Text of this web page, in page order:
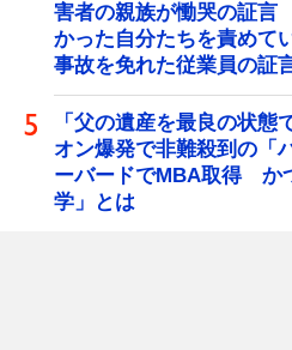
害者の親族が慟哭の証
かった自分たちを責め
事故を免れた従業員の証
「父の遺産を最良の状
オン爆発で非難殺到の「
ーバードでMBA取得 か
学」とは